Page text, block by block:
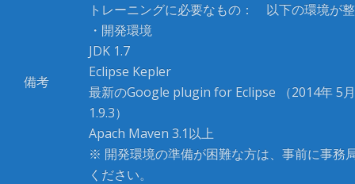
備考
トレーニングに必要なもの： 以下の環境が
・開発環境
JDK 1.7
Eclipse Kepler
最新のGoogle plugin for Eclipse （2014年 5
1.9.3）
Apach Maven 3.1以上
※ 開発環境の準備が困難な方は、事前に事務
ください。